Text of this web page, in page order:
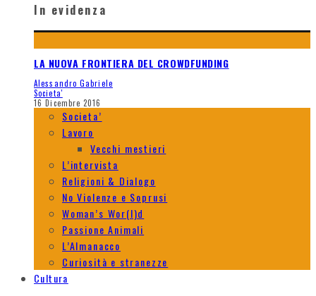
In evidenza
LA NUOVA FRONTIERA DEL CROWDFUNDING
Alessandro Gabriele
Societa'
16 Dicembre 2016
Societa’
Lavoro
Vecchi mestieri
L’intervista
Religioni & Dialogo
No Violenze e Soprusi
Woman’s Wor(l)d
Passione Animali
L’Almanacco
Curiosità e stranezze
Cultura